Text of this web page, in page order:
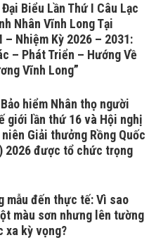
Biểu Lần Thứ I Câu Lạc
Nhân Vĩnh Long Tại
– Nhiệm Kỳ 2026 – 2031:
– Phát Triển – Hướng Về
Vĩnh Long”
hiểm Nhân thọ người
giới lần thứ 16 và Hội nghị
Giải thưởng Rồng Quốc
2026 được tổ chức trọng
mẫu đến thực tế: Vì sao
màu sơn nhưng lên tường
xa kỳ vọng?